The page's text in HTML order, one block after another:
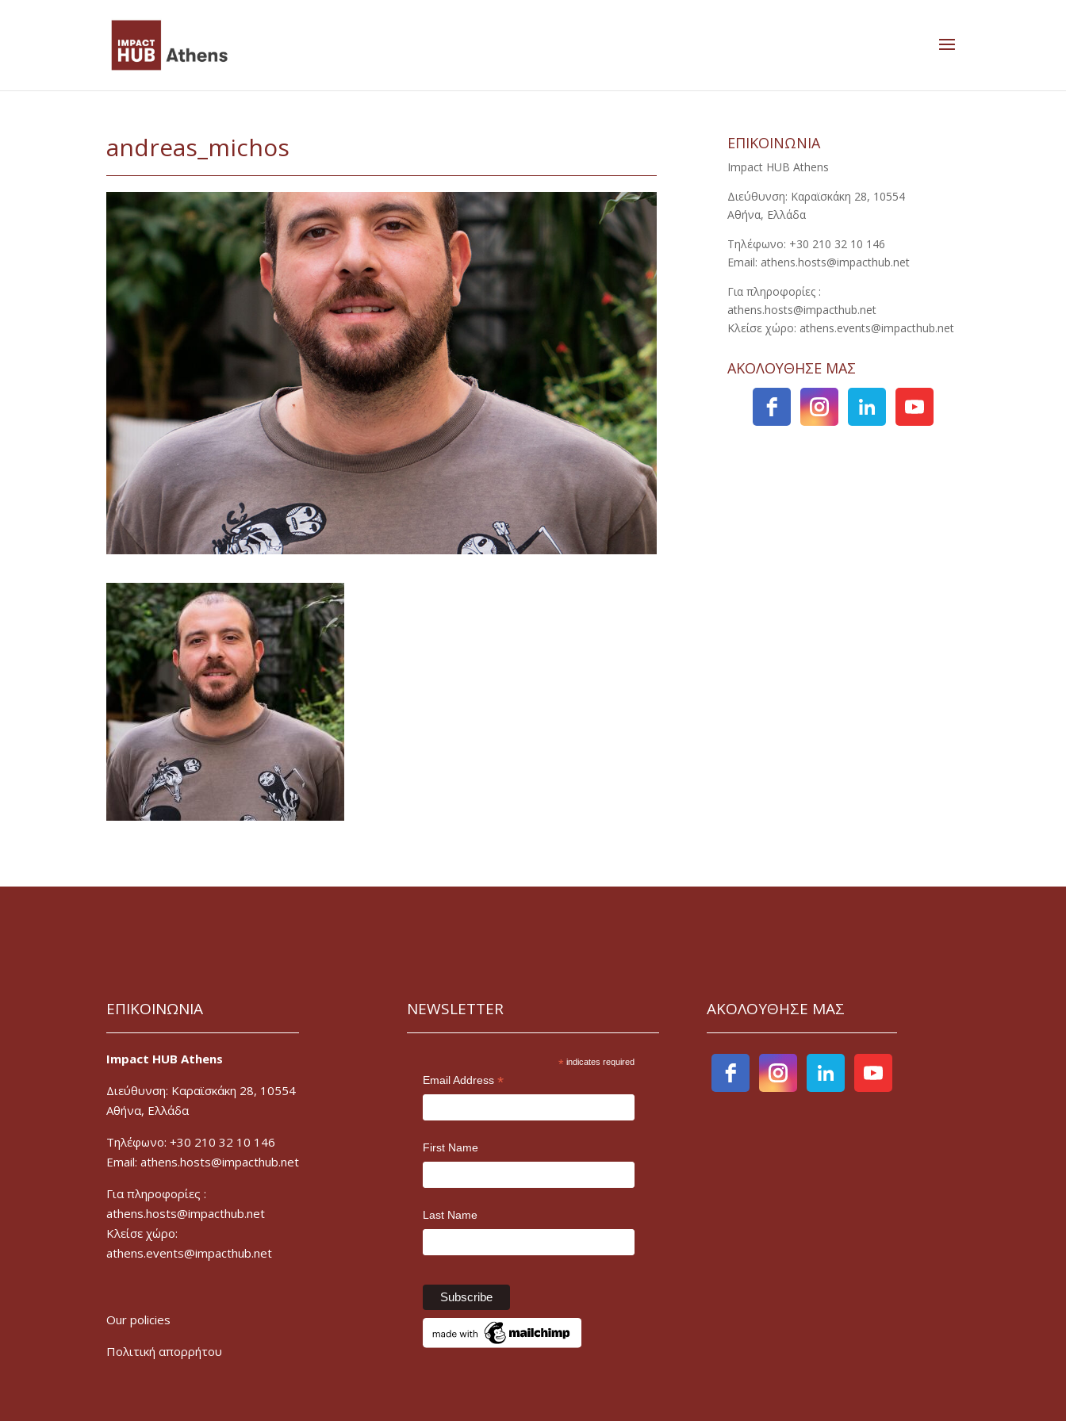
andreas_michos ΕΠΙΚΟΙΝΩΝΙΑ
Impact HUB Athens
Διεύθυνση: Καραϊσκάκη 28, 10554
Αθήνα, Ελλάδα
Τηλέφωνο: +30 210 32 10 146
Email: athens.hosts@impacthub.net
Για πληροφορίες :
athens.hosts@impacthub.net
Κλείσε χώρο: athens.events@impacthub.net
ΑΚΟΛΟΥΘΗΣΕ ΜΑΣ
ΕΠΙΚΟΙΝΩΝΙΑ
Impact HUB Athens
Διεύθυνση: Καραϊσκάκη 28, 10554
Αθήνα, Ελλάδα
Τηλέφωνο: +30 210 32 10 146
Email: athens.hosts@impacthub.net
Για πληροφορίες :
athens.hosts@impacthub.net
Κλείσε χώρο:
athens.events@impacthub.net
Our policies
Πολιτική απορρήτου
NEWSLETTER
* indicates required
Email Address *
First Name
Last Name
ΑΚΟΛΟΥΘΗΣΕ ΜΑΣ